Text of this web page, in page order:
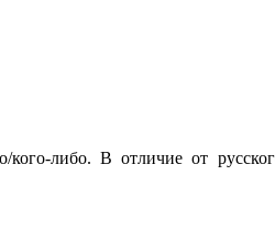
кого-либо. В отличие от